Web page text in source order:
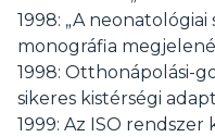
1998: „A neonatológiai
monográfia
1998: Otthonápolási-
sikeres kistérségi
1999: Az ISO rendszer